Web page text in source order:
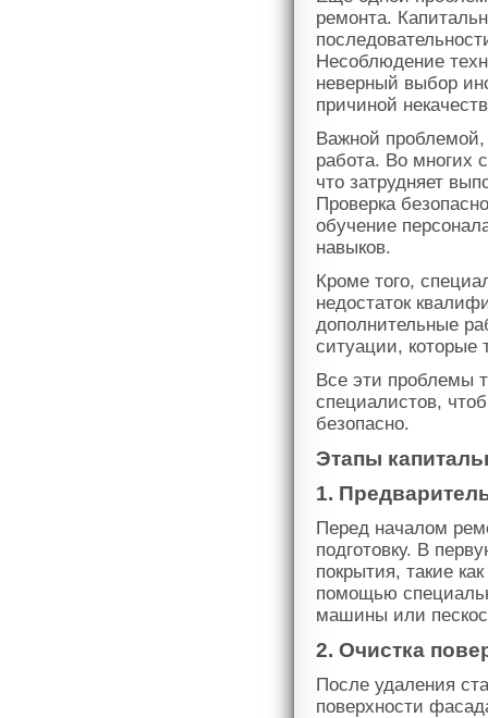
ремонта.
Несоблюдение
неверный выбор
причиной
Важной проблемой,
работа. Во многих
что затрудняет
Проверка
обучение
навыков.
Кроме того,
недостаток
дополнительные
ситуации, которые
Все эти проблемы
специалистов,
безопасно.
Этапы
1.
Перед началом
подготовку. В
покрытия, такие
помощью
машины или
2. Очистка
После удаления
поверхности